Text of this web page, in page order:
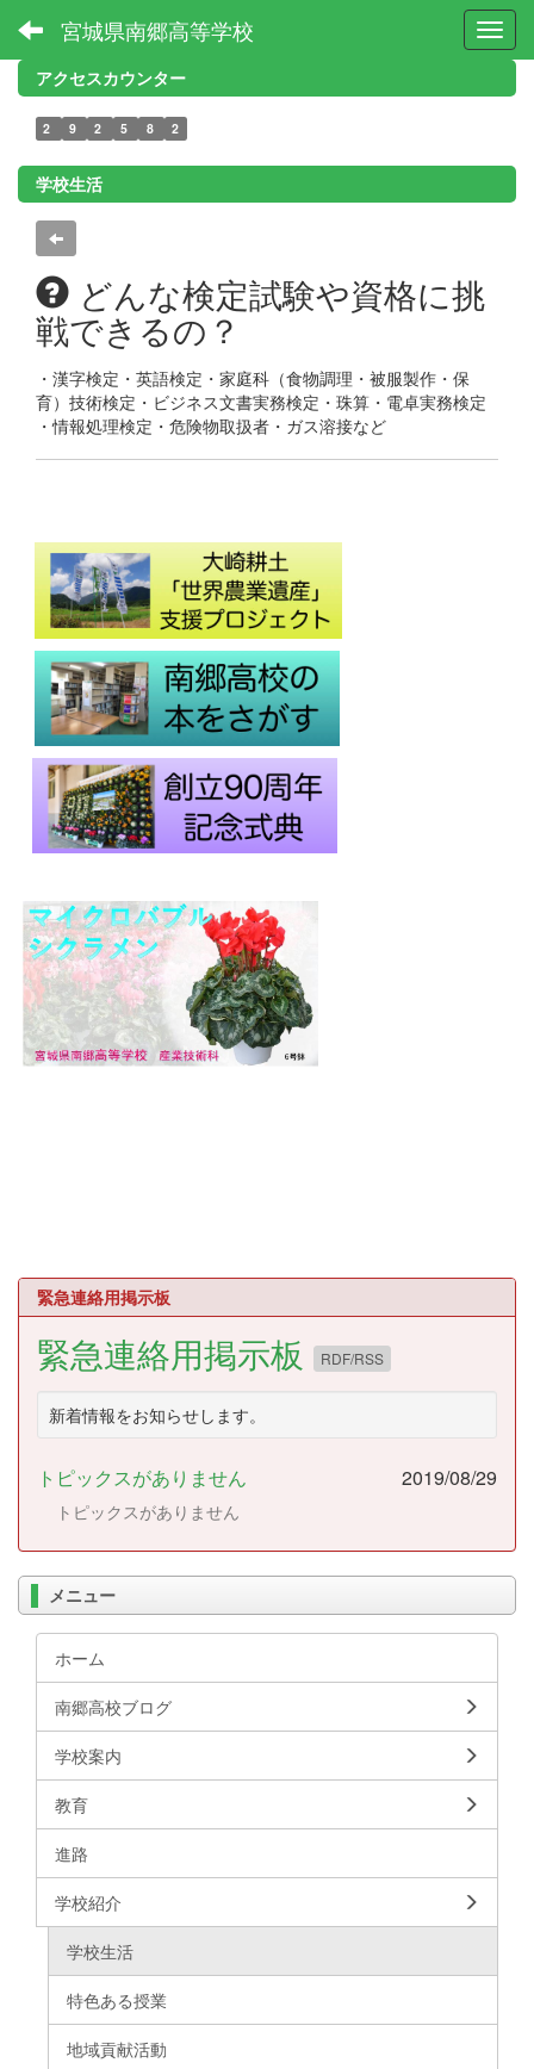
宮城県南郷高等学校
アクセスカウンター
2 9 2 5 8 2
学校生活
どんな検定試験や資格に挑
戦できるの？
・漢字検定・英語検定・家庭科（食物調理・被服製作・保
育）技術検定・ビジネス文書実務検定・珠算・電卓実務検定
・情報処理検定・危険物取扱者・ガス溶接など
緊急連絡用掲示板
緊急連絡用掲示板 RDF/RSS
新着情報をお知らせします。
トピックスがありません 2019/08/29
トピックスがありません
メニュー
ホーム
南郷高校ブログ
学校案内
教育
進路
学校紹介
学校生活
特色ある授業
地域貢献活動